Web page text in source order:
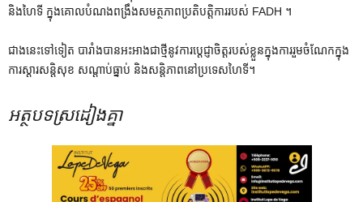
និងហៃទី ក្នុងគោលបំណងពង្រឹងសមត្ថភាពប្រតិបត្តិការរបស់ FADH ។
ជាងនេះទៅទៀត បារាំងបានអះអាងជាថ្មីនូវការប្តេជ្ញាចិត្តរបស់ខ្លួនក្នុងការរួមចំណែកក្នុង
ការស្តារសន្តិសុខ សណ្តាប់ធ្នាប់ និងសន្តិភាពនៅប្រទេសហៃទី។
អត្ថបទស្រដៀងគ្នា